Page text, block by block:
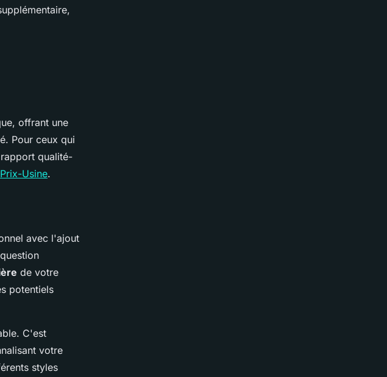
offrant une
Pour ceux qui
qualité-
Prix-Usine.
avec l'ajout
de votre
potentiels
C'est
votre
styles